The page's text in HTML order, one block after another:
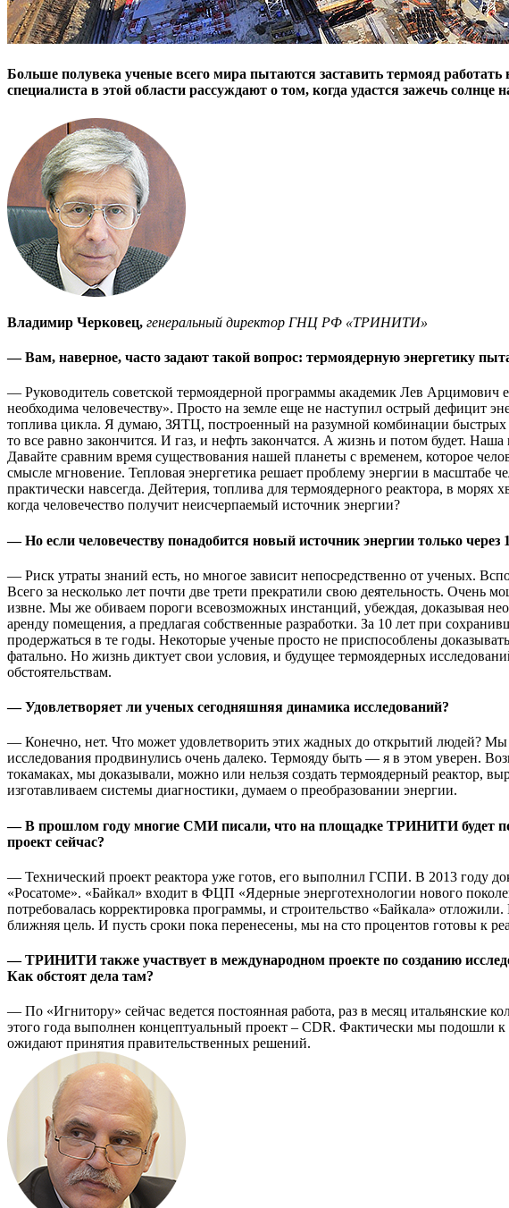
Больше полувека ученые всего мира пытаются заставить термояд
специалиста в этой области рассуждают о том, когда удастся зажечь солнце
Владимир Черковец, генеральный директор ГНЦ РФ «ТРИНИТИ»
— Вам, наверное, часто задают такой вопрос: термоядерную энергетику
— Руководитель советской термоядерной программы академик Лев Арцимович
необходима человечеству». Просто на земле еще не наступил острый дефицит
топлива цикла. Я думаю, ЗЯТЦ, построенный на разумной комбинации быстрых
то все равно закончится. И газ, и нефть закончатся. А жизнь и потом будет.
Давайте сравним время существования нашей планеты с временем, которое
смысле мгновение. Тепловая энергетика решает проблему энергии в масштабе
практически навсегда. Дейтерия, топлива для термоядерного реактора, в
когда человечество получит неисчерпаемый источник энергии?
— Но если человечеству понадобится новый источник энергии только
— Риск утраты знаний есть, но многое зависит непосредственно от ученых.
Всего за несколько лет почти две трети прекратили свою деятельность.
извне. Мы же обиваем пороги всевозможных инстанций, убеждая, доказывая
аренду помещения, а предлагая собственные разработки. За 10 лет при
продержаться в те годы. Некоторые ученые просто не приспособлены
фатально. Но жизнь диктует свои условия, и будущее термоядерных
обстоятельствам.
— Удовлетворяет ли ученых сегодняшняя динамика исследований?
— Конечно, нет. Что может удовлетворить этих жадных до открытий людей?
исследования продвинулись очень далеко. Термояду быть — я в этом уверен.
токамаках, мы доказывали, можно или нельзя создать термоядерный реактор,
изготавливаем системы диагностики, думаем о преобразовании энергии.
— В прошлом году многие СМИ писали, что на площадке ТРИНИТИ будет
проект сейчас?
— Технический проект реактора уже готов, его выполнил ГСПИ. В 2013 году
«Росатоме». «Байкал» входит в ФЦП «Ядерные энерготехнологии нового
потребовалась корректировка программы, и строительство «Байкала»
ближняя цель. И пусть сроки пока перенесены, мы на сто процентов готовы к
— ТРИНИТИ также участвует в международном проекте по созданию
Как обстоят дела там?
— По «Игнитору» сейчас ведется постоянная работа, раз в месяц
этого года выполнен концептуальный проект – CDR. Фактически мы подошли
ожидают принятия правительственных решений.